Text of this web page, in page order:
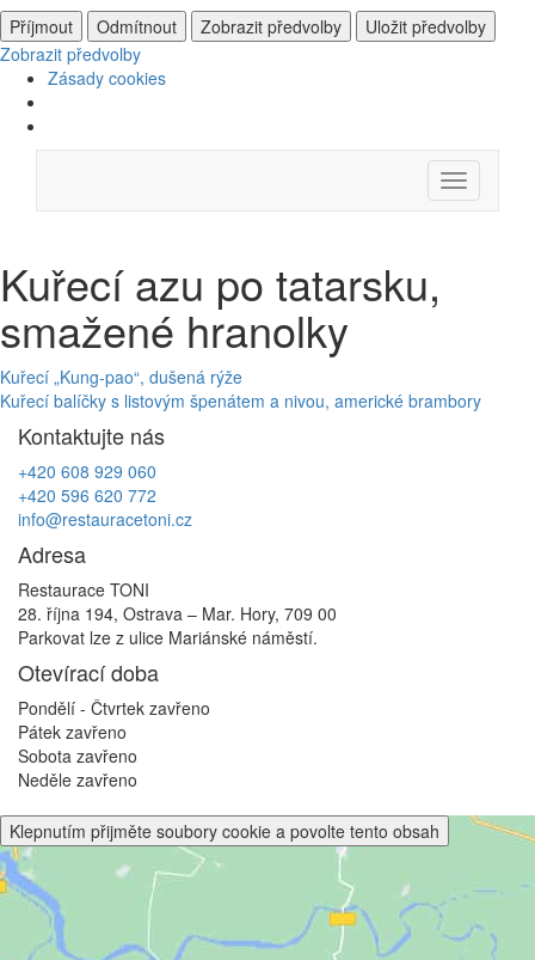
Příjmout
Odmítnout Zobrazit předvolby
Uložit předvolby
Zobrazit předvolby
Zásady cookies
content
Menu
Kuřecí azu po tatarsku,
smažené hranolky
Navigace
pro
příspěvek
Kuřecí „Kung-pao“, dušená rýže
Kuřecí balíčky s listovým špenátem a nivou, americké brambory
Kontaktujte nás
+420 608 929 060
+420 596 620 772
info@restauracetoni.cz
Adresa
Restaurace TONI
28. října 194, Ostrava – Mar. Hory, 709 00
Parkovat lze z ulice Mariánské náměstí.
Otevírací doba
Pondělí - Čtvrtek zavřeno
Pátek zavřeno
Sobota zavřeno
Neděle zavřeno
Klepnutím přijměte soubory cookie a povolte tento obsah